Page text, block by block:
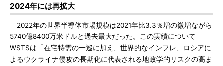
2024年には再拡大
2022年の世界半導体市場規模は2021年比3.3％増の微増ながら
5740億8400万米ドルと過去最大だった。この実績について
WSTSは「在宅特需の一巡に加え、世界的なインフレ、ロシアに
よるウクライナ侵攻の長期化に代表される地政学的リスクの高ま